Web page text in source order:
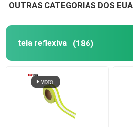
OUTRAS CATEGORIAS DOS EUA
tela reflexiva (186)